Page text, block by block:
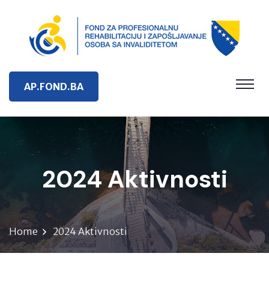
AP.FOND.BA
2024 Aktivnosti
Home 2024 Aktivnosti